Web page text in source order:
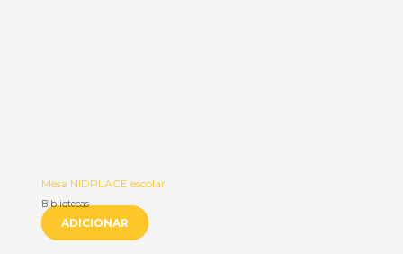
Mesa NIDPLACE escolar
Bibliotecas
ADICIONAR